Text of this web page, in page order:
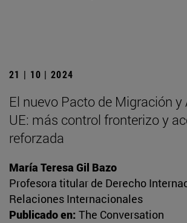
21 | 10 | 2024
El nuevo Pacto de Migración y
UE: más control fronterizo y
reforzada
María Teresa Gil Bazo
Profesora titular de Derecho
Relaciones Internacionales
Publicado en: The Conversation